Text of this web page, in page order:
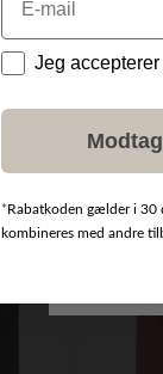
NYHED
DataJeg
*Rabatkoden gælder i 30
kombineres med andre